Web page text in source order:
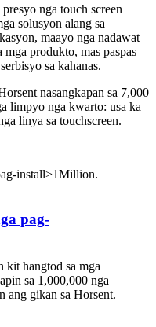
nga touch screen
solusyon alang sa
maayo nga nadawat
produkto, mas paspas
sa kahanas.
nasangkapan sa 7,000
limpyo nga kwarto: usa ka
linya sa touchscreen.
pag-
kit hangtod sa mga
sa 1,000,000 nga
ang gikan sa Horsent.